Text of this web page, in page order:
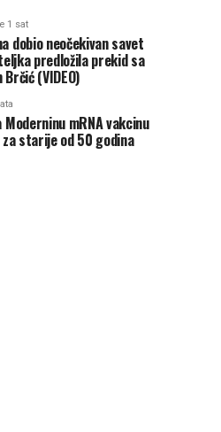
1 sat
dobio neočekivan savet
predložila prekid sa
(VIDEO)
Moderninu mRNA vakcinu
starije od 50 godina